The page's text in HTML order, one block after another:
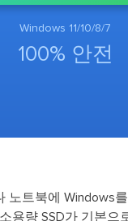
Windows 11/10/8/7
100% 안전
노트북에 Windows
용량 SSD가 기본으